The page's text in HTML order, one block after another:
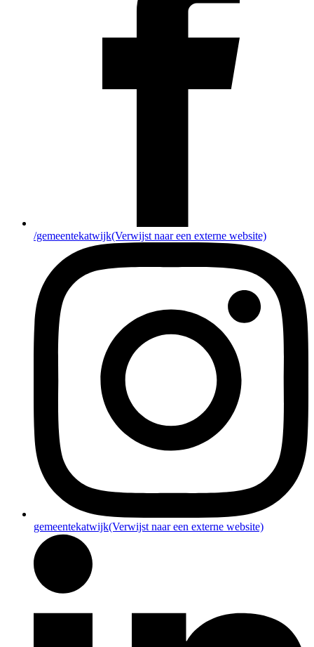
/gemeentekatwijk(Verwijst naar een externe website)
gemeentekatwijk(Verwijst naar een externe website)